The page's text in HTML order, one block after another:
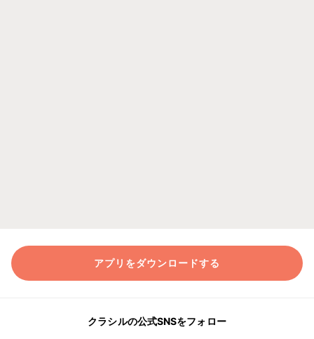
アプリをダウンロードする
クラシルの公式SNSをフォロー